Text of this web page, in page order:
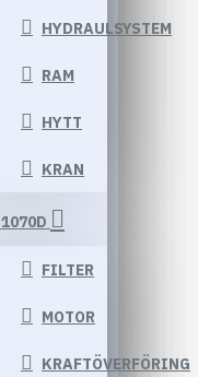
HYDRAULSYSTEM
RAM
HYTT
KRAN
1070D
FILTER
MOTOR
KRAFTÖVERFÖRING